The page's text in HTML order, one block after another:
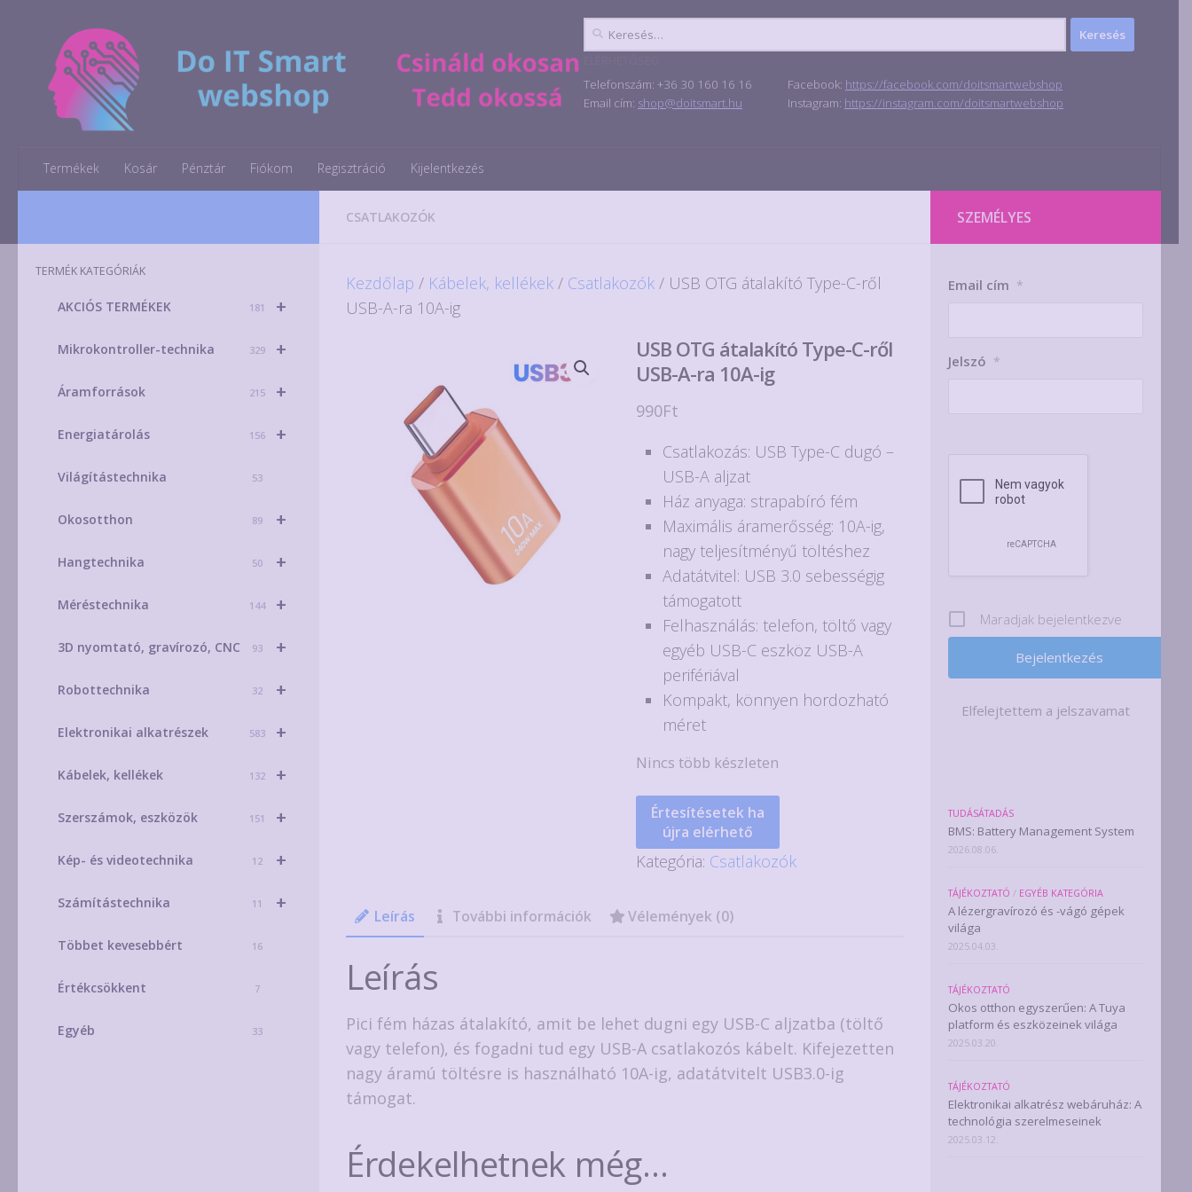
Skip to content Keresés:
Telefonszám: +36 30 160 16 16 Facebook: https://facebook.com/doitsmartwebshop
Email cím: shop@doitsmart.hu Instagram: https://instagram.com/doitsmartwebshop
Termékek Kosár Pénztár Fiókom Regisztráció Kijelentkezés
CSATLAKOZÓK
Kezdőlap / Kábelek, kellékek / Csatlakozók / USB OTG átalakító Type-C-ről
USB-A-ra 10A-ig
USB OTG átalakító Type-C-ről
USB-A-ra 10A-ig
990Ft
Csatlakozás: USB Type-C dugó –
USB-A aljzat
Ház anyaga: strapabíró fém
Maximális áramerősség: 10A-ig,
nagy teljesítményű töltéshez
Adatátvitel: USB 3.0 sebességig
támogatott
Felhasználás: telefon, töltő vagy
egyéb USB-C eszköz USB-A
perifériával
Kompakt, könnyen hordozható
méret
Nincs több készleten
Értesítésetek ha
újra elérhető
Kategória: Csatlakozók
Leírás További információk Vélemények (0)
Leírás
Pici fém házas átalakító, amit be lehet dugni egy USB-C aljzatba (töltő
vagy telefon), és fogadni tud egy USB-A csatlakozós kábelt. Kifejezetten
nagy áramú töltésre is használható 10A-ig, adatátvitelt USB3.0-ig
támogat.
Érdekelhetnek még…
TERMÉK KATEGÓRIÁK
+
AKCIÓS TERMÉKEK 181
+
Mikrokontroller-technika 329
+
Áramforrások 215
+
Energiatárolás 156
Világítástechnika 53
+
Okosotthon 89
+
Hangtechnika 50
+
Méréstechnika 144
+
3D nyomtató, gravírozó, CNC 93
+
Robottechnika 32
+
Elektronikai alkatrészek 583
+
Kábelek, kellékek 132
+
Szerszámok, eszközök 151
+
Kép- és videotechnika 12
+
Számítástechnika 11
Többet kevesebbért 16
Értékcsökkent 7
Egyéb 33
SZEMÉLYES
Email cím *
Jelszó *
Maradjak bejelentkezve
Elfelejtettem a jelszavamat
TUDÁSÁTADÁS
BMS: Battery Management System
2026.08.06.
TÁJÉKOZTATÓ / EGYÉB KATEGÓRIA
A lézergravírozó és -vágó gépek
világa
2025.04.03.
TÁJÉKOZTATÓ
Okos otthon egyszerűen: A Tuya
platform és eszközeinek világa
2025.03.20.
TÁJÉKOZTATÓ
Elektronikai alkatrész webáruház: A
technológia szerelmeseinek
2025.03.12.